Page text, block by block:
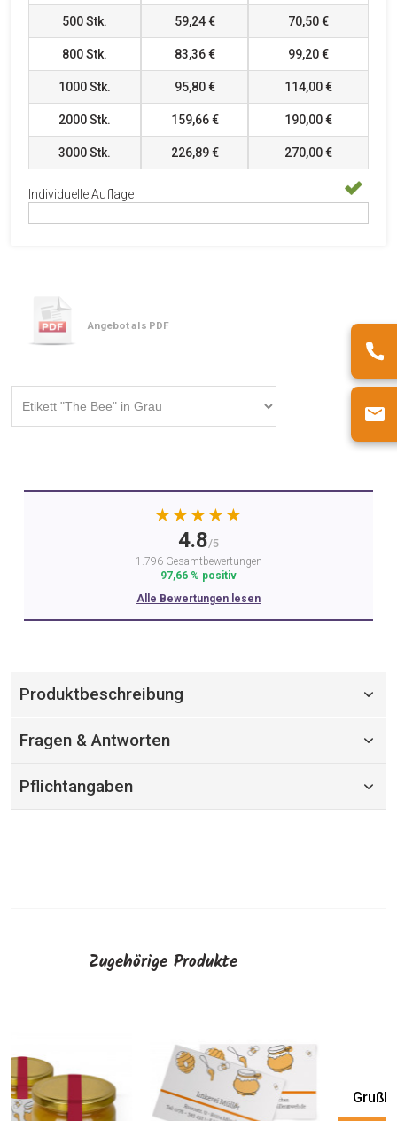
500Stk. 59,24 € 70,50 €
800Stk. 83,36 € 99,20 €
1000Stk. 95,80 € 114,00 €
2000Stk. 159,66 € 190,00 €
3000Stk. 226,89 € 270,00 €
Individuelle Auflage
Angebot als PDF
★★★★★
4.8/5
1.796 Gesamtbewertungen
97,66 % positiv
Alle Bewertungen lesen
Produktbeschreibung
Fragen & Antworten
Pflichtangaben
Zugehörige Produkte
Grußkarten "The Bee"
Werbepostkarten „The